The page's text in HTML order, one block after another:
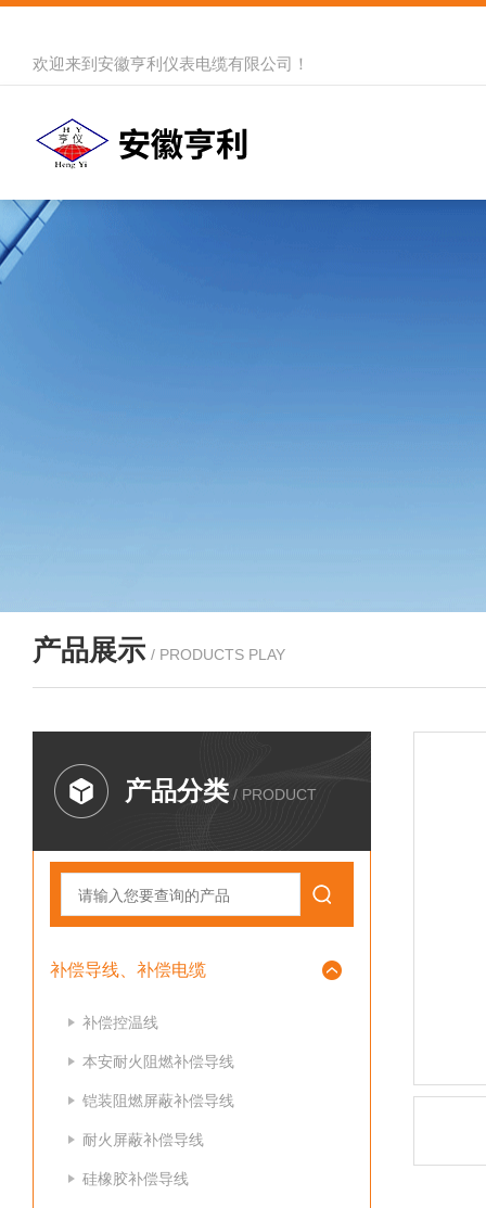
欢迎来到 安徽亨利仪表电缆有限公司 ！
产品展示 / PRODUCTS PLAY
产品分类 / PRODUCT
补偿导线、补偿电缆
补偿控温线
本安耐火阻燃补偿导线
铠装阻燃屏蔽补偿导线
耐火屏蔽补偿导线
硅橡胶补偿导线